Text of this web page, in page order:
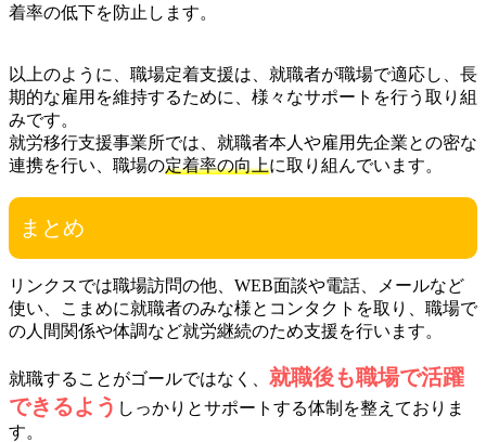
着率の低下を防止します。
以上のように、職場定着支援は、就職者が職場で適応し、長
期的な雇用を維持するために、様々なサポートを行う取り組
みです。
就労移行支援事業所では、就職者本人や雇用先企業との密な
連携を行い、職場の定着率の向上に取り組んでいます。
まとめ
リンクスでは職場訪問の他、WEB面談や電話、メールなど
使い、こまめに就職者のみな様とコンタクトを取り、職場で
の人間関係や体調など就労継続のため支援を行います。
就職することがゴールではなく、 就職後も職場で活躍
できるよう しっかりとサポートする体制を整えておりま
す。